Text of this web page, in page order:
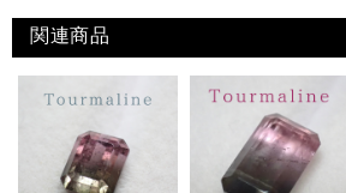
関連商品